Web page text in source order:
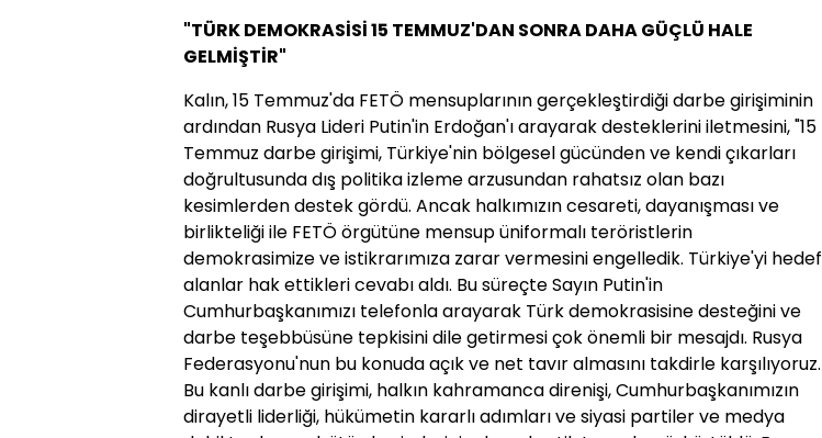
"TÜRK DEMOKRASİSİ 15 TEMMUZ'DAN SONRA DAHA GÜÇLÜ HALE
GELMİŞTİR"
Kalın, 15 Temmuz'da FETÖ mensuplarının gerçekleştirdiği darbe girişiminin
ardından Rusya Lideri Putin'in Erdoğan'ı arayarak desteklerini iletmesini, "15
Temmuz darbe girişimi, Türkiye'nin bölgesel gücünden ve kendi çıkarları
doğrultusunda dış politika izleme arzusundan rahatsız olan bazı
kesimlerden destek gördü. Ancak halkımızın cesareti, dayanışması ve
birlikteliği ile FETÖ örgütüne mensup üniformalı teröristlerin
demokrasimize ve istikrarımıza zarar vermesini engelledik. Türkiye'yi hedef
alanlar hak ettikleri cevabı aldı. Bu süreçte Sayın Putin'in
Cumhurbaşkanımızı telefonla arayarak Türk demokrasisine desteğini ve
darbe teşebbüsüne tepkisini dile getirmesi çok önemli bir mesajdı. Rusya
Federasyonu'nun bu konuda açık ve net tavır almasını takdirle karşılıyoruz.
Bu kanlı darbe girişimi, halkın kahramanca direnişi, Cumhurbaşkanımızın
dirayetli liderliği, hükümetin kararlı adımları ve siyasi partiler ve medya